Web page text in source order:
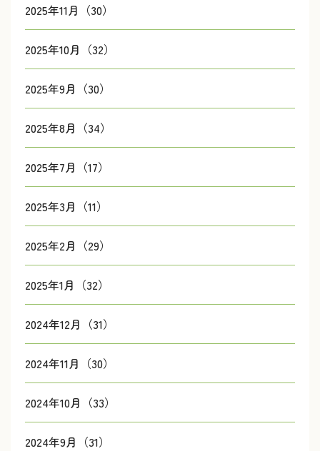
2025年11月（30）
2025年10月（32）
2025年9月（30）
2025年8月（34）
2025年7月（17）
2025年3月（11）
2025年2月（29）
2025年1月（32）
2024年12月（31）
2024年11月（30）
2024年10月（33）
2024年9月（31）